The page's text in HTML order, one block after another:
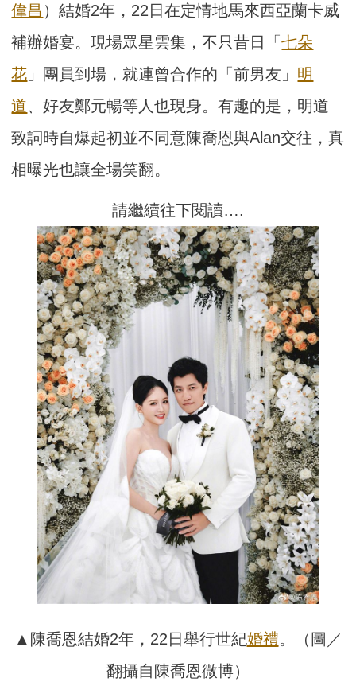
偉昌 ）結婚2年，22日在定情地馬來西亞蘭卡威
補辦婚宴。現場眾星雲集，不只昔日「七朵
花 」團員到場，就連曾合作的「前男友」 明
道、好友鄭元暢等人也現身。有趣的是，明道
致詞時自爆起初並不同意陳喬恩與Alan交往，真
相曝光也讓全場笑翻。
請繼續往下閱讀….
▲陳喬恩結婚2年，22日舉行世紀婚禮。（圖／
翻攝自陳喬恩微博）